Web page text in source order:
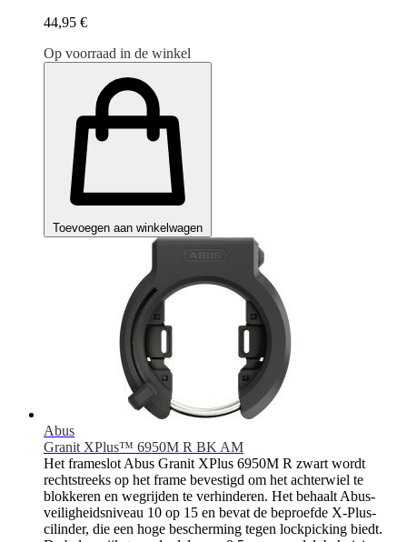
44,95 €
Op voorraad in de winkel
Toevoegen aan winkelwagen
Abus
Granit XPlus™ 6950M R BK AM
Het frameslot Abus Granit XPlus 6950M R zwart wordt
rechtstreeks op het frame bevestigd om het achterwiel te
blokkeren en wegrijden te verhinderen. Het behaalt Abus-
veiligheidsniveau 10 op 15 en bevat de beproefde X-Plus-
cilinder, die een hoge bescherming tegen lockpicking biedt.